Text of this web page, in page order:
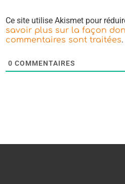
Ce site utilise Akismet pour
savoir plus sur la façon
commentaires sont traitées.
0 COMMENTAIRES